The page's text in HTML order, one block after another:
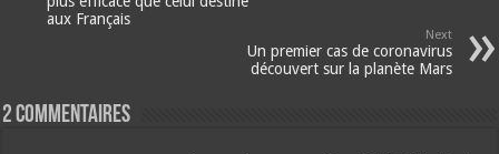
aux Français
Next
Un premier cas de coronavirus
découvert sur la planète Mars
2 Commentaires